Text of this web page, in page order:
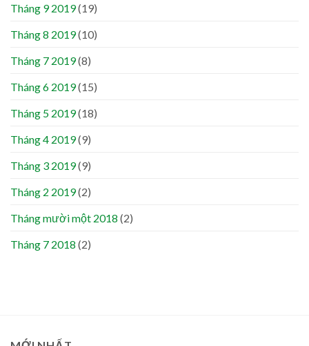
Tháng 9 2019(19)
Tháng 8 2019(10)
Tháng 7 2019(8)
Tháng 6 2019(15)
Tháng 5 2019(18)
Tháng 4 2019(9)
Tháng 3 2019(9)
Tháng 2 2019(2)
Tháng mười một 2018 (2)
Tháng 7 2018 (2)